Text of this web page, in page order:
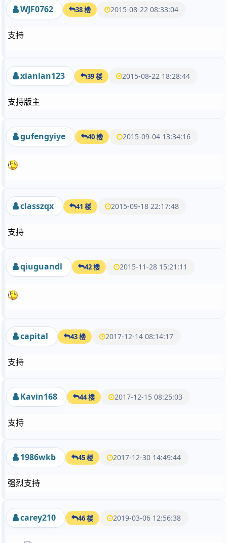
WJF0762 38 楼 2015-08-22 08:33:04
支持
xianlan123 39 楼 2015-08-22 18:28:44
支持版主
gufengyiye 40 楼 2015-09-04 13:34:16
classzqx 41 楼 2015-09-18 22:17:48
支持
qiuguandl 42 楼 2015-11-28 15:21:11
capital 43 楼 2017-12-14 08:14:17
支持
Kavin168 44 楼 2017-12-15 08:25:03
支持
1986wkb 45 楼 2017-12-30 14:49:44
强烈支持
carey210 46 楼 2019-03-06 12:56:38